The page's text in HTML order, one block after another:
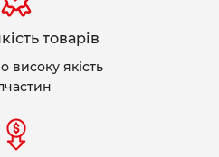
товарів
високу якість